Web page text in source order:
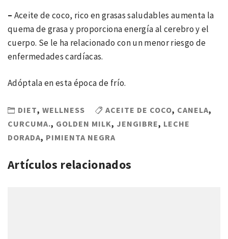
– Aceite de coco, rico en grasas saludables aumenta la
quema de grasa y proporciona energía al cerebro y el
cuerpo. Se le ha relacionado con un menor riesgo de
enfermedades cardíacas.
Adóptala en esta época de frío.
DIET, WELLNESS ACEITE DE COCO, CANELA,
CURCUMA., GOLDEN MILK, JENGIBRE, LECHE
DORADA, PIMIENTA NEGRA
Artículos relacionados